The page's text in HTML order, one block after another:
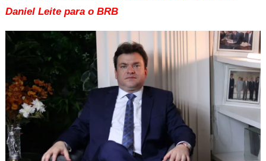
Daniel Leite para o BRB